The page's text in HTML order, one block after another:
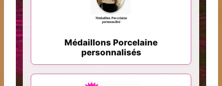
Médaillons Porcelaine
personnalisés